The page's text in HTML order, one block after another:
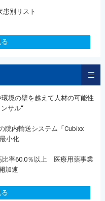
患別リスト
る
境の壁を越えて人材の可能性
サル“
内輸送システム「Cubixx
小化
率60.0％以上 医療用薬事業
加速
る